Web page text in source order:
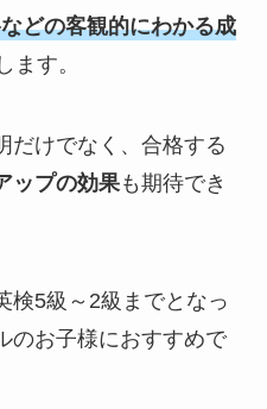
どの客観的にわかる成
ます。
だけでなく、合格する
ップの効果も期待でき
検5級～2級までとなっ
のお子様におすすめで